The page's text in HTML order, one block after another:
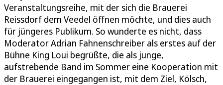
Veranstaltungsreihe, mit der sich die Brauerei
Reissdorf dem Veedel öffnen möchte, und dies auch
für jüngeres Publikum. So wunderte es nicht, dass
Moderator Adrian Fahnenschreiber als erstes auf der
Bühne King Loui begrüßte, die als junge,
aufstrebende Band im Sommer eine Kooperation mit
der Brauerei eingegangen ist, mit dem Ziel, Kölsch,